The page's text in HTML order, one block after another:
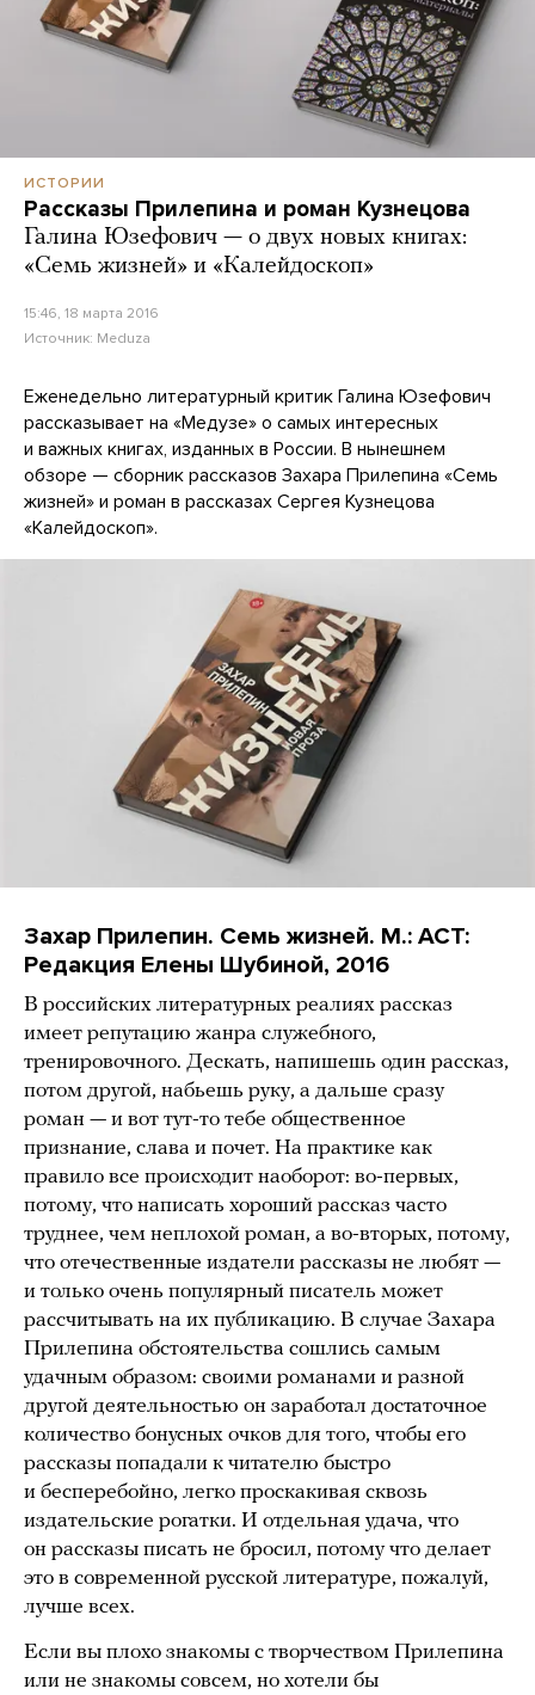
ИСТОРИИ
Рассказы Прилепина и роман Кузнецова
Галина Юзефович — о двух новых книгах:
«Семь жизней» и «Калейдоскоп»
15:46, 18 марта 2016
Источник: Meduza
Еженедельно литературный критик Галина Юзефович
рассказывает на «Медузе» о самых интересных
и важных книгах, изданных в России. В нынешнем
обзоре — сборник рассказов Захара Прилепина «Семь
жизней» и роман в рассказах Сергея Кузнецова
«Калейдоскоп».
Захар Прилепин. Семь жизней. М.: АСТ:
Редакция Елены Шубиной, 2016
В российских литературных реалиях рассказ
имеет репутацию жанра служебного,
тренировочного. Дескать, напишешь один рассказ,
потом другой, набьешь руку, а дальше сразу
роман — и вот тут-то тебе общественное
признание, слава и почет. На практике как
правило все происходит наоборот: во-первых,
потому, что написать хороший рассказ часто
труднее, чем неплохой роман, а во-вторых, потому,
что отечественные издатели рассказы не любят —
и только очень популярный писатель может
рассчитывать на их публикацию. В случае Захара
Прилепина обстоятельства сошлись самым
удачным образом: своими романами и разной
другой деятельностью он заработал достаточное
количество бонусных очков для того, чтобы его
рассказы попадали к читателю быстро
и бесперебойно, легко проскакивая сквозь
издательские рогатки. И отдельная удача, что
он рассказы писать не бросил, потому что делает
это в современной русской литературе, пожалуй,
лучше всех.
Если вы плохо знакомы с творчеством Прилепина
или не знакомы совсем, но хотели бы